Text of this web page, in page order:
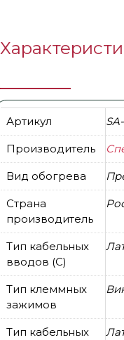
Артикул
Производитель
Вид обогрева
Страна
производитель
Тип кабельных
вводов (С)
Тип клеммных
зажимов
Тип кабельных